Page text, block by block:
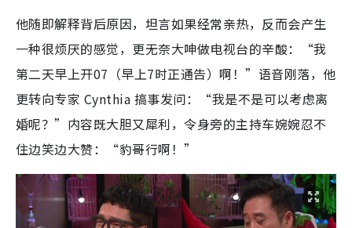
他随即解释背后原因，坦言如果经常亲热，反而会产生
一种很烦厌的感觉，更无奈大呻做电视台的辛酸：“我
第二天早上开07（早上7时正通告）啊！”语音刚落，他
更转向专家 Cynthia 搞事发问：“我是不是可以考虑离
婚呢？”内容既大胆又犀利，令身旁的主持车婉婉忍不
住边笑边大赞：“豹哥行啊！”